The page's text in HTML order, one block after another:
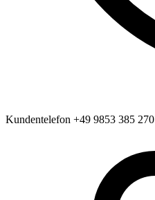
Kundentelefon +49 9853 385 270